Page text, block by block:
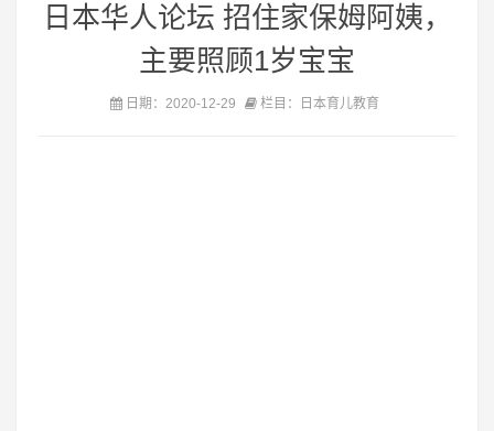
日本华人论坛 招住家保姆阿姨，
主要照顾1岁宝宝
日期：2020-12-29 栏目：日本育儿教育